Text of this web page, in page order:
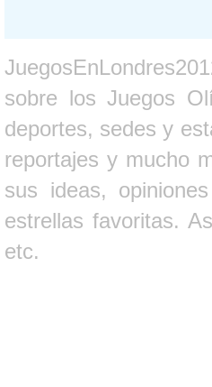
sobre los Juegos
deportes, sedes y
reportajes y mucho
sus ideas,
estrellas favoritas.
etc.